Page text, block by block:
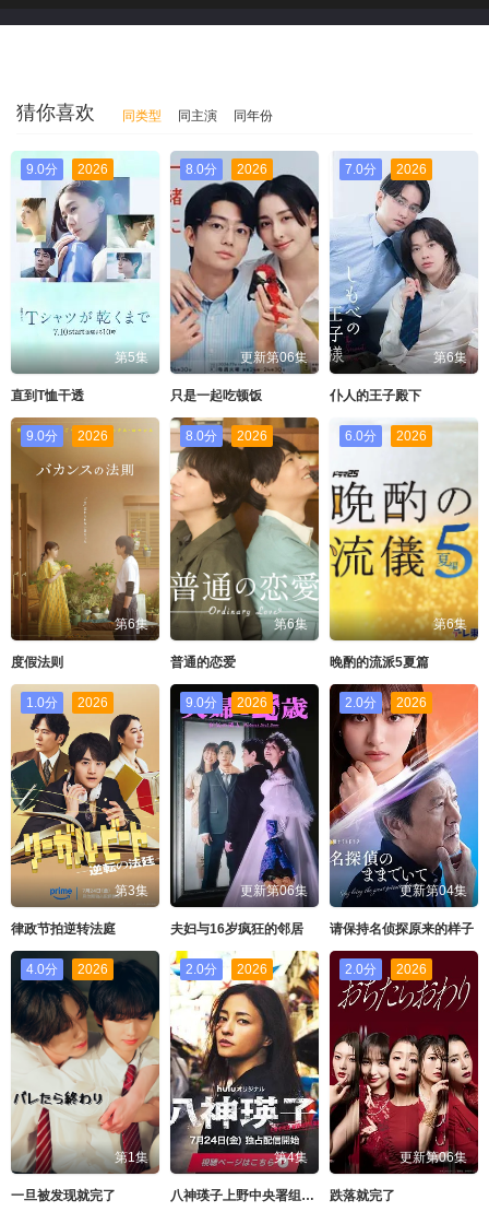
猜你喜欢 同类型 同主演 同年份
9.0分 2026
第5集
直到T恤干透
8.0分 2026
更新第06集
只是一起吃顿饭
7.0分 2026
第6集
仆人的王子殿下
9.0分 2026
第6集
度假法则
8.0分 2026
第6集
普通的恋爱
6.0分 2026
第6集
晚酌的流派5夏篇
1.0分 2026
第3集
律政节拍逆转法庭
9.0分 2026
更新第06集
夫妇与16岁疯狂的邻居
2.0分 2026
更新第04集
请保持名侦探原来的样子
4.0分 2026
第1集
一旦被发现就完了
2.0分 2026
第4集
八神瑛子上野中央署组织犯罪对策课
2.0分 2026
更新第06集
跌落就完了